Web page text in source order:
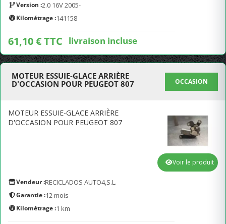
Version :2.0 16V 2005-
Kilométrage :141158
61,10 € TTC livraison incluse
MOTEUR ESSUIE-GLACE ARRIÈRE
D'OCCASION POUR PEUGEOT 807
OCCASION
MOTEUR ESSUIE-GLACE ARRIÈRE
D'OCCASION POUR PEUGEOT 807
Vendeur :RECICLADOS AUTO4,S.L.
Garantie :12 mois
Kilométrage :1 km
Voir le produit